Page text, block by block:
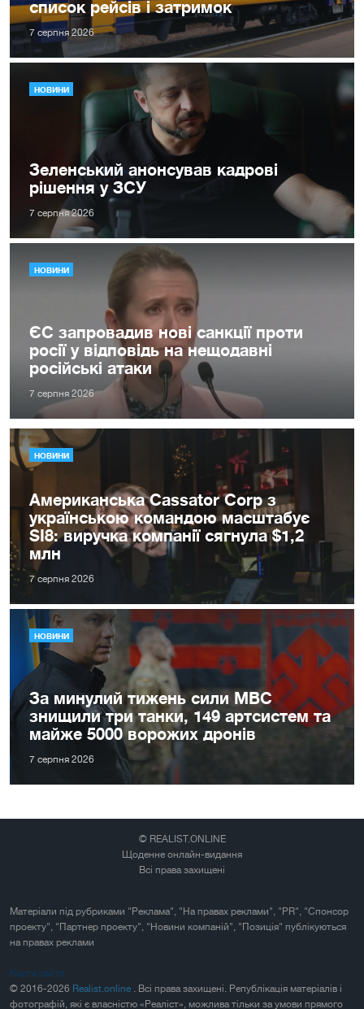
список рейсів і затримок
7 серпня 2026
НОВИНИ
Зеленський анонсував кадрові
рішення у ЗСУ
7 серпня 2026
НОВИНИ
ЄС запровадив нові санкції проти
росії у відповідь на нещодавні
російські атаки
7 серпня 2026
НОВИНИ
Американська Cassator Corp з
українською командою масштабує
SI8: виручка компанії сягнула $1,2
млн
7 серпня 2026
НОВИНИ
За минулий тижень сили МВС
знищили три танки, 149 артсистем та
майже 5000 ворожих дронів
7 серпня 2026
© REALIST.ONLINE
Щоденне онлайн-видання
Всі права захищені
Матеріали під рубриками "Реклама", "На правах реклами", "PR", "Спонсор
проекту", "Партнер проекту", "Новини компаній", "Позиція" публікуються
на правах реклами
Карта сайта
© 2016-2026 Realist.online . Всі права захищені. Републікація матеріалів і
фотографій, які є власністю «Реаліст», можлива тільки за умови прямого